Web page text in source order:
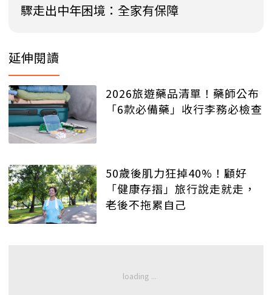
驟走出中年困境：全家有保障
延伸閱讀
2026旅遊藥品清單！藥師公布
「6款必備藥」收行李務必檢查
50歲後肌力狂掉40%！顧好
「健康存摺」旅行說走就走，
老後不拖累自己